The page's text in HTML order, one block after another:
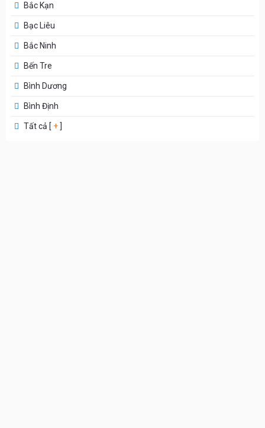
Bắc Kạn
Bạc Liêu
Bắc Ninh
Bến Tre
Bình Dương
Bình Định
Tất cả [ + ]